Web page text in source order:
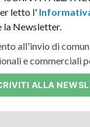
letto l'
la Newsletter.
all'invio di
e commerciali
ALLA